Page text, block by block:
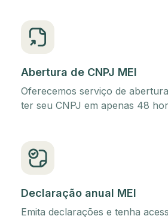
Abertura de CNPJ MEI
Oferecemos serviço de
ter seu CNPJ em apenas 48
Declaração anual MEI
Emita declarações e tenha